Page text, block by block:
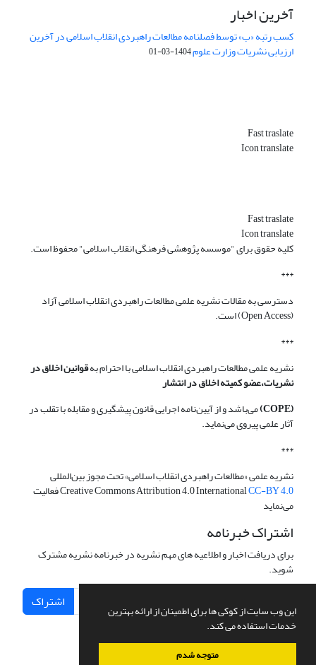
این وب سایت از کوکی ها برای اطمینان از ارائه بهترین
خدمات استفاده می کند.
متوجه شدم
آخرین اخبار
کسب رتبه «ب» توسط فصلنامه مطالعات راهبردی انقلاب اسلامی در آخرین
ارزیابی نشریات وزارت علوم1404-03-01
Fast traslate
Icon translate
Fast traslate
Icon translate
کلیه حقوق برای "موسسه پژوهشی فرهنگی انقلاب اسلامی" محفوظ است.
***
دسترسی به مقالات نشریه علمی مطالعات راهبردی انقلاب اسلامی آزاد
(Open Access) است.
***
نشریه علمی مطالعات راهبردی انقلاب اسلامی با احترام بهقوانین اخلاق در
نشریات،عضو کمیته اخلاق در انتشار
(COPE)
می‌باشد و از آیین‌نامه اجرایی قانون پیشگیری و مقابله با تقلب در
آثار علمی پیروی می‌نماید.
***
نشریه علمی «مطالعات راهبردی انقلاب اسلامی» تحت مجوز بین‌المللی
Creative Commons Attribution 4.0 InternationalCC-BY 4.0 فعالیت
می‌نماید
اشتراک خبرنامه
برای دریافت اخبار و اطلاعیه های مهم نشریه در خبرنامه نشریه مشترک
شوید.
اشتراک